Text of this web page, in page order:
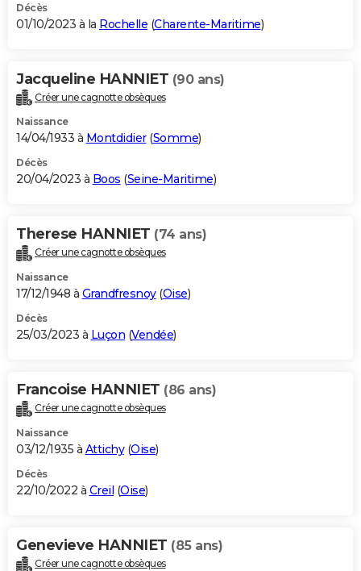
Décès
01/10/2023 à la Rochelle (Charente-Maritime)
Jacqueline HANNIET (90 ans)
Créer une cagnotte obsèques
Naissance
14/04/1933 à Montdidier(Somme)
Décès
20/04/2023 à Boos (Seine-Maritime)
Therese HANNIET (74 ans)
Créer une cagnotte obsèques
Naissance
17/12/1948 à Grandfresnoy(Oise)
Décès
25/03/2023 à Luçon (Vendée)
Francoise HANNIET (86 ans)
Créer une cagnotte obsèques
Naissance
03/12/1935 à Attichy(Oise)
Décès
22/10/2022 à Creil (Oise)
Genevieve HANNIET (85 ans)
Créer une cagnotte obsèques